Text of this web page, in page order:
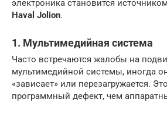
электроника становится источником
Haval Jolion.
1. Мультимедийная система
Часто встречаются жалобы на
мультимедийной системы, иногда
«зависает» или перезагружается.
программный дефект, чем